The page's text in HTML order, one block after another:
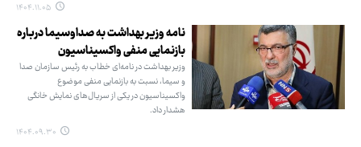
۱۴۰۴.۱۱.۰۵
نامه وزیر بهداشت به صداوسیما درباره
بازنمایی منفی واکسیناسیون
وزیر بهداشت در نامه‌ای خطاب به رئیس سازمان صدا
و سیما، نسبت به بازنمایی منفی موضوع
واکسیناسیون در یکی از سریال‌های نمایش خانگی
هشدار داد.
۱۴۰۴.۰۹.۳۰